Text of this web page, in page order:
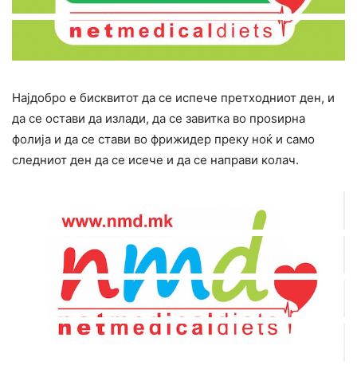
Најдобро е бисквитот да се испече претходниот ден, и
да се остави да излади, да се завитка во проѕирна
фолија и да се стави во фрижидер преку ноќ и само
следниот ден да се исече и да се направи колач.